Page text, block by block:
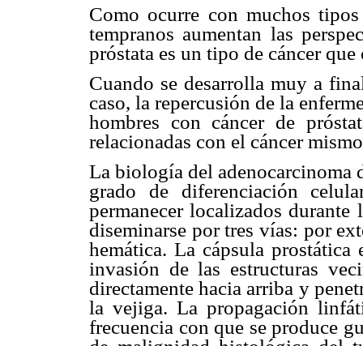
Como ocurre con muchos
tempranos aumentan las
próstata es un tipo de cáncer que
Cuando se desarrolla muy a
caso, la repercusión de la
hombres con cáncer de
relacionadas con el cáncer
La biología del adenocarcinoma
grado de diferenciación
permanecer localizados
diseminarse por tres vías: por
hemática. La cápsula
invasión de las estructuras
directamente hacia arriba y
la vejiga. La propagación
frecuencia con que se produce